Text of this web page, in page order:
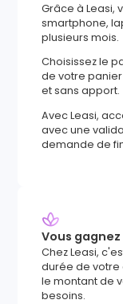
Grâce à Leasi,
smartphone,
plusieurs mois.
Choisissez le
de votre
et sans apport.
Avec Leasi,
avec une
demande de
Vous
Chez Leasi,
durée de votre
le montant de
besoins.